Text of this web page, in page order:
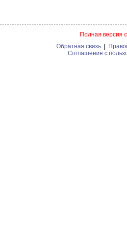
Полная версия
Обратная связь |
Соглашение с